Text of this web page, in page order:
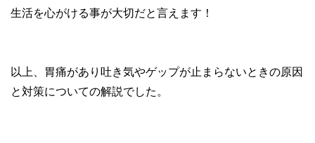
生活を心がける事が大切だと言えます！
以上、胃痛があり吐き気やゲップが止まらないときの原因
と対策についての解説でした。